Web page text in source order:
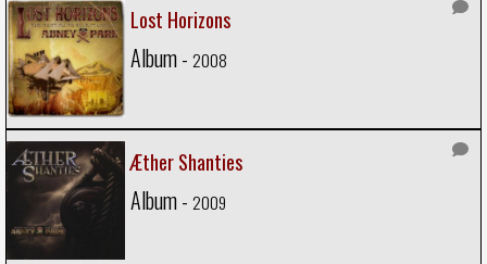
Lost Horizons
Album - 2008
Æther Shanties
Album - 2009